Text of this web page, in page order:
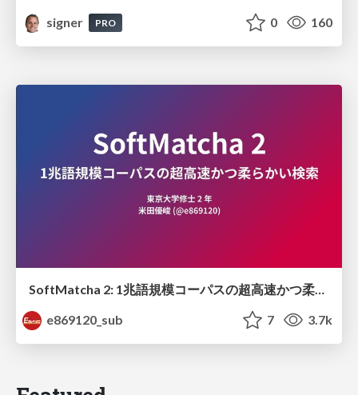
signer
PRO 0 160
SoftMatcha 2: 1兆語規模コーパスの超高速かつ柔らかい検索
e869120_sub
7 3.7k